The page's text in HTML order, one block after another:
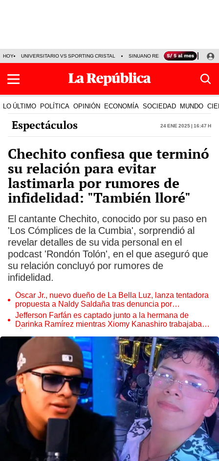
HOY UNIVERSITARIO VS SPORTING CRISTAL SINUANO RESULTADOS HOY
LO ÚLTIMO POLÍTICA OPINIÓN ECONOMÍA SOCIEDAD MUNDO
Espectáculos 24 Ene 2025 | 16:47 h
Chechito confiesa que terminó
su relación para evitar
lastimarla por rumores de
infidelidad: "También lloré"
El cantante Chechito, conocido por su paso en
'Los Cómplices de la Cumbia', sorprendió al
revelar detalles de su vida personal en el
podcast 'Rondón Tolón', en el que aseguró que
su relación concluyó por rumores de
infidelidad.
Óscar Jr., nuevo dueño de La Bella Luz, lanza tentadora
propuesta a Naldy Saldaña tras denuncia por
tocamientos
Jefferson Farfán es captado junto a la hermana de
Darinka Ramírez mientras Xiomy Kanashiro trabajaba: